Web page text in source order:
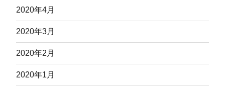
2020年4月
2020年3月
2020年2月
2020年1月